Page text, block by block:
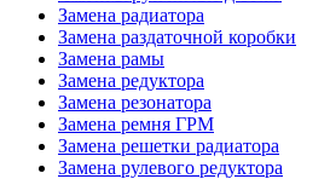
Замена радиатора
Замена раздаточной коробки
Замена рамы
Замена редуктора
Замена резонатора
Замена ремня ГРМ
Замена решетки радиатора
Замена рулевого редуктора